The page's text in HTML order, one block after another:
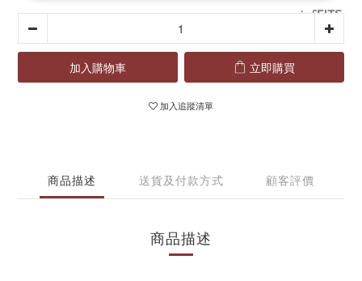
加入購物車 立即購買
加入追蹤清單
商品描述 送貨及付款方式 顧客評價
商品描述